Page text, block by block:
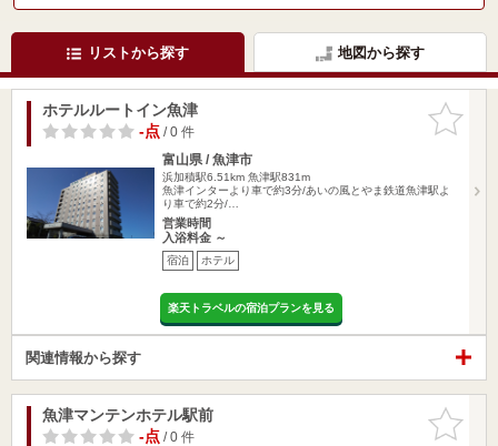
リストから探す 地図から探す
お気に入
りに追加
ホテルルートイン魚津
-点/ 0 件
富山県 / 魚津市
浜加積駅6.51km 魚津駅831m
魚津インターより車で約3分/あいの風とやま鉄道魚津駅よ
り車で約2分/…
営業時間
入浴料金 ～
宿泊 ホテル
楽天トラベルの宿泊プランを見る
関連情報から探す
お気に入
りに追加
魚津マンテンホテル駅前
-点/ 0 件